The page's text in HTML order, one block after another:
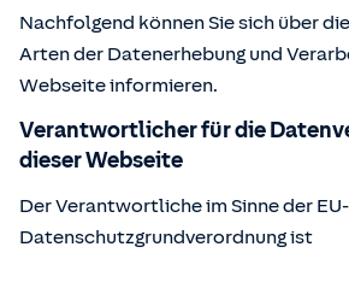
Nachfolgend können Sie sich über
Arten der Datenerhebung und
Webseite informieren.
Verantwortlicher für die
dieser Webseite
Der Verantwortliche im Sinne der EU-
Datenschutzgrundverordnung ist